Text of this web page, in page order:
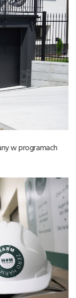
w programach